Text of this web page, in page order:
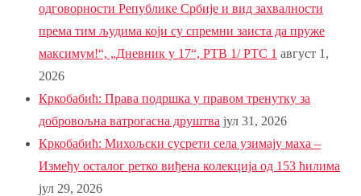
одговорности Републике Србије и вид захвалности
према тим људима који су спремни заиста да пруже
максимум!“, „Дневник у 17“, РТВ 1/ РТС 1 август 1,
2026
Кркобабић: Права подршка у правом тренутку за
добровољна ватрогасна друштва јул 31, 2026
Кркобабић: Михољски сусрети села узимају маха –
Између осталог ретко виђена колекција од 153 ћилима
јул 29, 2026